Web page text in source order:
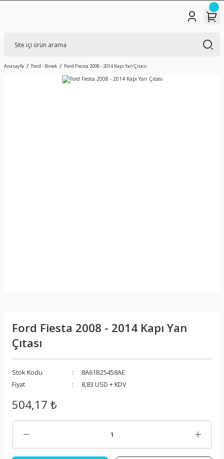
Anasayfa Ford - Binek Ford Fiesta 2008 - 2014 Kapı Yan Çıtası
Ford Fiesta 2008 - 2014 Kapı Yan
Çıtası
Stok Kodu
8A61B25458AE
Fiyat
8,83 USD + KDV
504,17 ₺